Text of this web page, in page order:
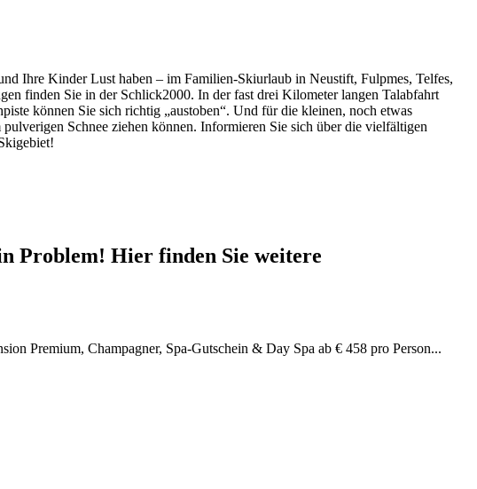
Ihre Kinder Lust haben – im Familien-Skiurlaub in Neustift, Fulpmes, Telfes,
finden Sie in der Schlick2000. In der fast drei Kilometer langen Talabfahrt
können Sie sich richtig „austoben“. Und für die kleinen, noch etwas
Schnee ziehen können. Informieren Sie sich über die vielfältigen
Problem! Hier finden Sie weitere
Premium, Champagner, Spa-Gutschein & Day Spa ab € 458 pro Person...